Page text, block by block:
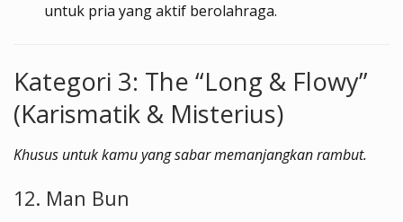
untuk pria yang aktif berolahraga.
Kategori 3: The “Long & Flowy”
(Karismatik & Misterius)
Khusus untuk kamu yang sabar memanjangkan rambut.
12. Man Bun